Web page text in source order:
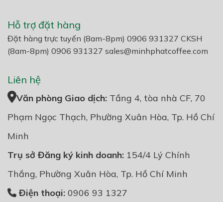
Hỗ trợ đặt hàng
Đặt hàng trực tuyến (8am-8pm) 0906 931327 CKSH
(8am-8pm) 0906 931327 sales@minhphatcoffee.com
Liên hệ
Văn phòng Giao dịch: Tầng 4, tòa nhà CF, 70
Phạm Ngọc Thạch, Phường Xuân Hòa, Tp. Hồ Chí
Minh
Trụ sở Đăng ký kinh doanh: 154/4 Lý Chính
Thắng, Phường Xuân Hòa, Tp. Hồ Chí Minh
Điện thoại: 0906 93 1327